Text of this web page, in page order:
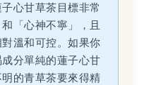
心甘草茶目標非常
「心神不寧」，且
溫和可控。如果你
分單純的蓮子心甘
的青草茶要來得精